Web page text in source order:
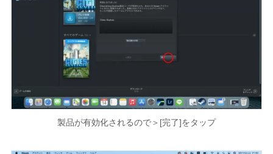
製品が有効化されるので＞[完了]をタップ